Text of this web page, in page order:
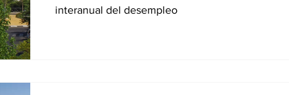
interanual del desempleo